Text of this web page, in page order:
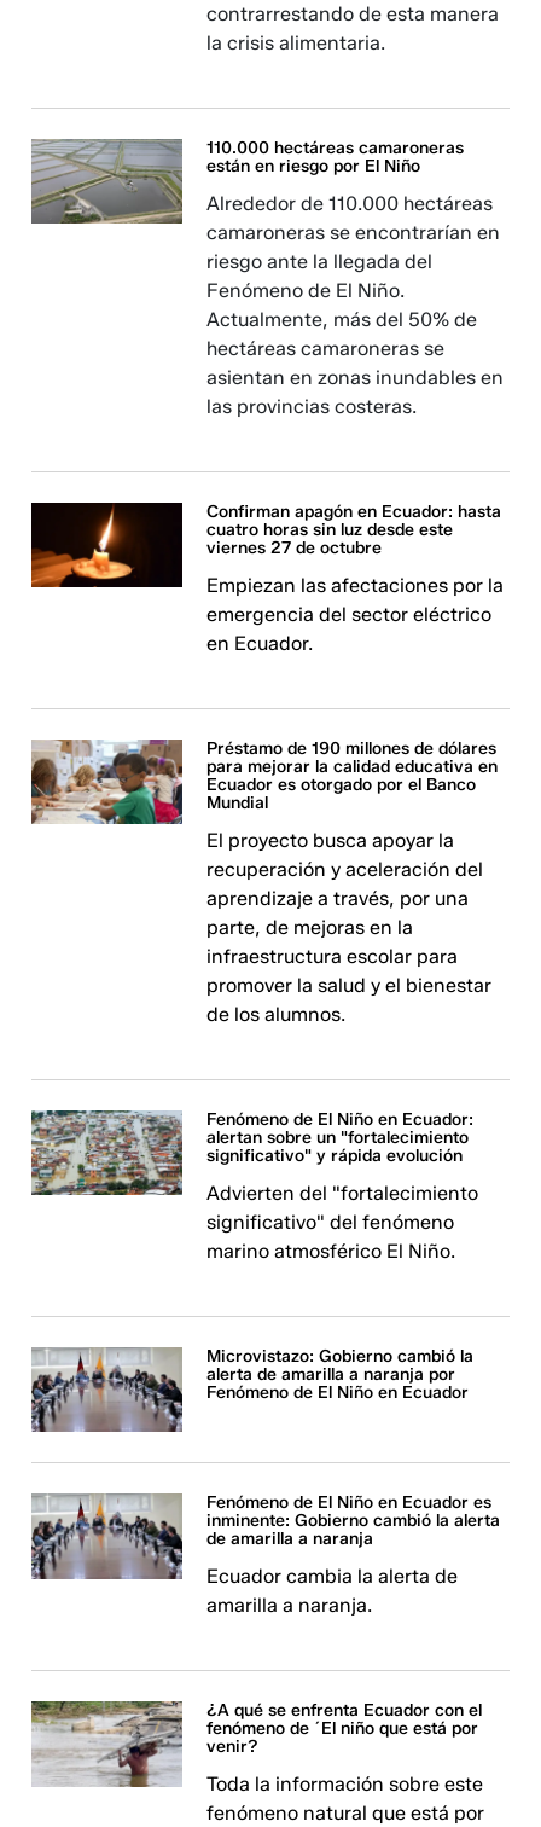
contrarrestando de esta manera
la crisis alimentaria.
110.000 hectáreas camaroneras
están en riesgo por El Niño
Alrededor de 110.000 hectáreas
camaroneras se encontrarían en
riesgo ante la llegada del
Fenómeno de El Niño.
Actualmente, más del 50% de
hectáreas camaroneras se
asientan en zonas inundables en
las provincias costeras.
Confirman apagón en Ecuador: hasta
cuatro horas sin luz desde este
viernes 27 de octubre
Empiezan las afectaciones por la
emergencia del sector eléctrico
en Ecuador.
Préstamo de 190 millones de dólares
para mejorar la calidad educativa en
Ecuador es otorgado por el Banco
Mundial
El proyecto busca apoyar la
recuperación y aceleración del
aprendizaje a través, por una
parte, de mejoras en la
infraestructura escolar para
promover la salud y el bienestar
de los alumnos.
Fenómeno de El Niño en Ecuador:
alertan sobre un "fortalecimiento
significativo" y rápida evolución
Advierten del "fortalecimiento
significativo" del fenómeno
marino atmosférico El Niño.
Microvistazo: Gobierno cambió la
alerta de amarilla a naranja por
Fenómeno de El Niño en Ecuador
Fenómeno de El Niño en Ecuador es
inminente: Gobierno cambió la alerta
de amarilla a naranja
Ecuador cambia la alerta de
amarilla a naranja.
¿A qué se enfrenta Ecuador con el
fenómeno de ´El niño que está por
venir?
Toda la información sobre este
fenómeno natural que está por